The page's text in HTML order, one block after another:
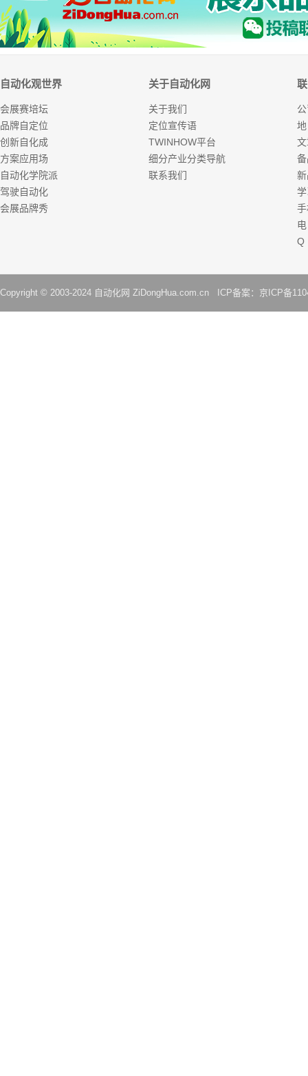
自动化观世界
会展赛培坛
品牌自定位
创新自化成
方案应用场
自动化学院派
驾驶自动化
会展品牌秀
关于自动化网
关于我们
定位宣传语
TWINHOW平台
细分产业分类导航
联系我们
Copyright © 2003-2024 自动化网 ZiDongHua.com.cn ICP备案： 京ICP备